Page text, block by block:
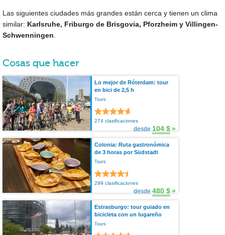
Las siguientes ciudades más grandes están cerca y tienen un clima
similar: Karlsruhe, Friburgo de Brisgovia, Pforzheim y Villingen-
Schwenningen
Cosas que hacer
Lo mejor de Róterdam: tour
en bici de 2,5 h
Tours
274 clasificaciones
desde 104 $»
Colonia: Ruta gastronómica
de 3 horas por Südstadt
Tours
299 clasificaciones
desde 480 $»
Estrasburgo: tour guiado en
bicicleta con un lugareño
Tours